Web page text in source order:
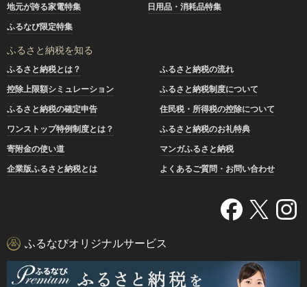
地元が誇る家電特集
日用品・消耗品特集
ふるなび限定特集
ふるさと納税を知る
ふるさと納税とは？
ふるさと納税の流れ
控除上限額シミュレーション
ふるさと納税制度について
ふるさと納税の確定申告
住民税・所得税の控除について
ワンストップ特例制度とは？
ふるさと納税のお礼特典
寄附金の使い道
マンガふるさと納税
企業版ふるさと納税とは
よくあるご質問・お問い合わせ
ふるなびオリジナルサービス